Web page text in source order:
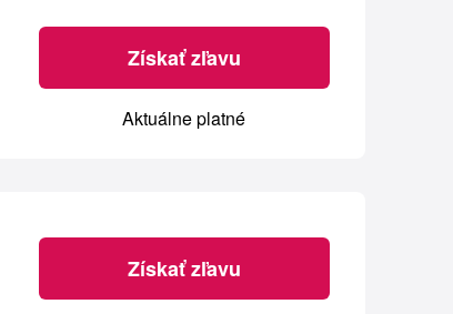
Získať zľavu
Aktuálne platné
Získať zľavu